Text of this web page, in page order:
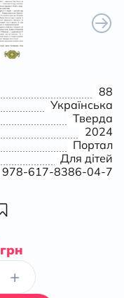
88
Українська
Тверда
2024
Портал
Для дітей
978-617-8386-04-7
грн
+